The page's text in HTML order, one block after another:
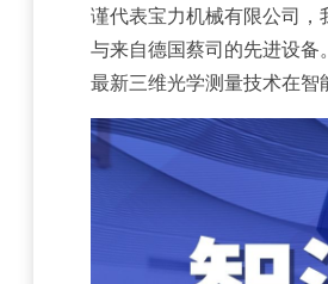
谨代表宝力机械有限公司
与来自德国蔡司的先进设
最新三维光学测量技术在智